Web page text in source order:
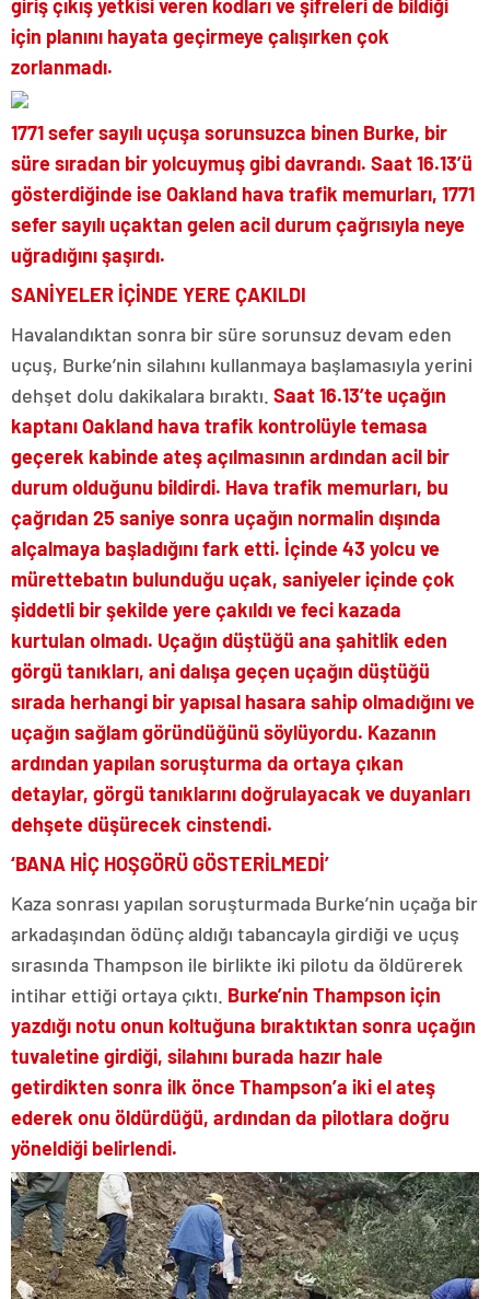
giriş çıkış yetkisi veren kodları ve şifreleri de bildiği
için planını hayata geçirmeye çalışırken çok
zorlanmadı.
1771 sefer sayılı uçuşa sorunsuzca binen Burke, bir
süre sıradan bir yolcuymuş gibi davrandı. Saat 16.13’ü
gösterdiğinde ise Oakland hava trafik memurları, 1771
sefer sayılı uçaktan gelen acil durum çağrısıyla neye
uğradığını şaşırdı.
SANİYELER İÇİNDE YERE ÇAKILDI
Havalandıktan sonra bir süre sorunsuz devam eden
uçuş, Burke’nin silahını kullanmaya başlamasıyla yerini
dehşet dolu dakikalara bıraktı. Saat 16.13’te uçağın
kaptanı Oakland hava trafik kontrolüyle temasa
geçerek kabinde ateş açılmasının ardından acil bir
durum olduğunu bildirdi. Hava trafik memurları, bu
çağrıdan 25 saniye sonra uçağın normalin dışında
alçalmaya başladığını fark etti. İçinde 43 yolcu ve
mürettebatın bulunduğu uçak, saniyeler içinde çok
şiddetli bir şekilde yere çakıldı ve feci kazada
kurtulan olmadı. Uçağın düştüğü ana şahitlik eden
görgü tanıkları, ani dalışa geçen uçağın düştüğü
sırada herhangi bir yapısal hasara sahip olmadığını ve
uçağın sağlam göründüğünü söylüyordu. Kazanın
ardından yapılan soruşturma da ortaya çıkan
detaylar, görgü tanıklarını doğrulayacak ve duyanları
dehşete düşürecek cinstendi.
‘BANA HİÇ HOŞGÖRÜ GÖSTERİLMEDİ’
Kaza sonrası yapılan soruşturmada Burke’nin uçağa bir
arkadaşından ödünç aldığı tabancayla girdiği ve uçuş
sırasında Thampson ile birlikte iki pilotu da öldürerek
intihar ettiği ortaya çıktı. Burke’nin Thampson için
yazdığı notu onun koltuğuna bıraktıktan sonra uçağın
tuvaletine girdiği, silahını burada hazır hale
getirdikten sonra ilk önce Thampson’a iki el ateş
ederek onu öldürdüğü, ardından da pilotlara doğru
yöneldiği belirlendi.